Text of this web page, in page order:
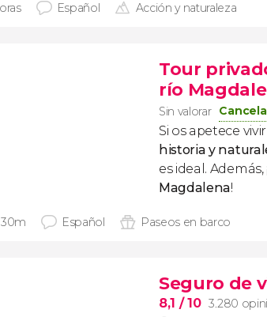
Español Acción y naturaleza
Tour
río
Sin valorar
Si os apetece
historia y
es ideal. Además, ¡
Magdalena!
Español Paseos en barco
Seguro de
8,1 / 10 3.280